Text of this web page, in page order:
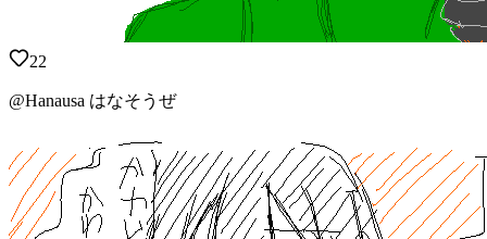
22
@Hanausa はなそうぜ